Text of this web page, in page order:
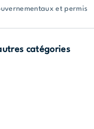
et permis
catégories